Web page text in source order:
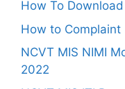
How To
How to Complaint
NCVT MIS NIMI
2022